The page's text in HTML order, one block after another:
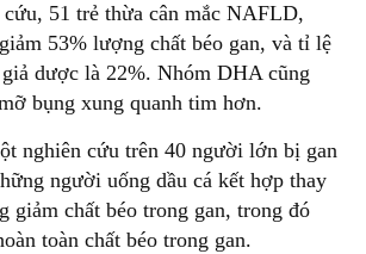
51 trẻ thừa cân mắc NAFLD,
53% lượng chất béo gan, và tỉ lệ
dược là 22%. Nhóm DHA cũng
bụng xung quanh tim hơn.
nghiên cứu trên 40 người lớn bị gan
người uống dầu cá kết hợp thay
giảm chất béo trong gan, trong đó
toàn chất béo trong gan.